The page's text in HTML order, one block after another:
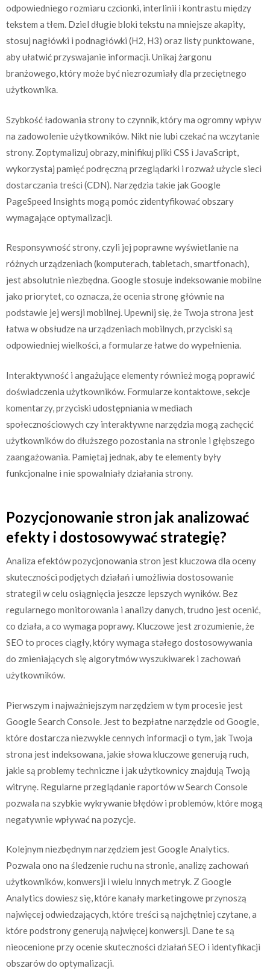
odpowiedniego rozmiaru czcionki, interlinii i kontrastu między
tekstem a tłem. Dziel długie bloki tekstu na mniejsze akapity,
stosuj nagłówki i podnagłówki (H2, H3) oraz listy punktowane,
aby ułatwić przyswajanie informacji. Unikaj żargonu
branżowego, który może być niezrozumiały dla przeciętnego
użytkownika.
Szybkość ładowania strony to czynnik, który ma ogromny wpływ
na zadowolenie użytkowników. Nikt nie lubi czekać na wczytanie
strony. Zoptymalizuj obrazy, minifikuj pliki CSS i JavaScript,
wykorzystaj pamięć podręczną przeglądarki i rozważ użycie sieci
dostarczania treści (CDN). Narzędzia takie jak Google
PageSpeed Insights mogą pomóc zidentyfikować obszary
wymagające optymalizacji.
Responsywność strony, czyli jej poprawne wyświetlanie na
różnych urządzeniach (komputerach, tabletach, smartfonach),
jest absolutnie niezbędna. Google stosuje indeksowanie mobilne
jako priorytet, co oznacza, że ocenia stronę głównie na
podstawie jej wersji mobilnej. Upewnij się, że Twoja strona jest
łatwa w obsłudze na urządzeniach mobilnych, przyciski są
odpowiedniej wielkości, a formularze łatwe do wypełnienia.
Interaktywność i angażujące elementy również mogą poprawić
doświadczenia użytkowników. Formularze kontaktowe, sekcje
komentarzy, przyciski udostępniania w mediach
społecznościowych czy interaktywne narzędzia mogą zachęcić
użytkowników do dłuższego pozostania na stronie i głębszego
zaangażowania. Pamiętaj jednak, aby te elementy były
funkcjonalne i nie spowalniały działania strony.
Pozycjonowanie stron jak analizować
efekty i dostosowywać strategię?
Analiza efektów pozycjonowania stron jest kluczowa dla oceny
skuteczności podjętych działań i umożliwia dostosowanie
strategii w celu osiągnięcia jeszcze lepszych wyników. Bez
regularnego monitorowania i analizy danych, trudno jest ocenić,
co działa, a co wymaga poprawy. Kluczowe jest zrozumienie, że
SEO to proces ciągły, który wymaga stałego dostosowywania
do zmieniających się algorytmów wyszukiwarek i zachowań
użytkowników.
Pierwszym i najważniejszym narzędziem w tym procesie jest
Google Search Console. Jest to bezpłatne narzędzie od Google,
które dostarcza niezwykle cennych informacji o tym, jak Twoja
strona jest indeksowana, jakie słowa kluczowe generują ruch,
jakie są problemy techniczne i jak użytkownicy znajdują Twoją
witrynę. Regularne przeglądanie raportów w Search Console
pozwala na szybkie wykrywanie błędów i problemów, które mogą
negatywnie wpływać na pozycje.
Kolejnym niezbędnym narzędziem jest Google Analytics.
Pozwala ono na śledzenie ruchu na stronie, analizę zachowań
użytkowników, konwersji i wielu innych metryk. Z Google
Analytics dowiesz się, które kanały marketingowe przynoszą
najwięcej odwiedzających, które treści są najchętniej czytane, a
które podstrony generują najwięcej konwersji. Dane te są
nieocenione przy ocenie skuteczności działań SEO i identyfikacji
obszarów do optymalizacji.